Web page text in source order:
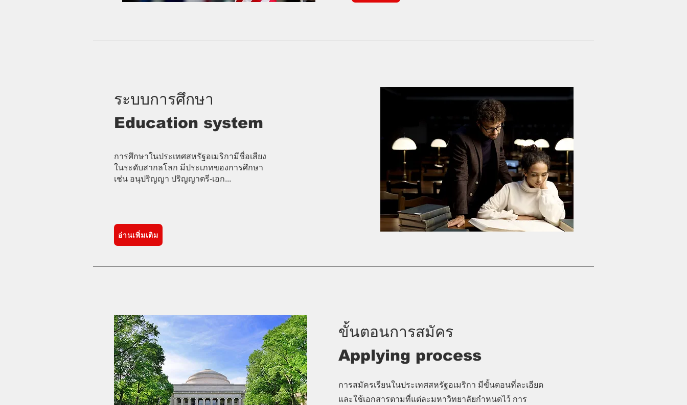
ระบบการศึกษา
Education system
การศึกษาในประเทศสหรัฐอเมริกามีชื่อเสียง
ในระดับสากลโลก มีประเภทของการศึกษา
เช่น อนุปริญญา ปริญญาตรี-เอก...
อ่านเพิ่มเติม
ขั้นตอนการสมัคร
Applying process
การสมัครเรียนในประเทศสหรัฐอเมริกา มีขั้นตอนที่ละเอียด
และใช้เอกสารตามที่แต่ละมหาวิทยาลัยกำหนดไว้ การ